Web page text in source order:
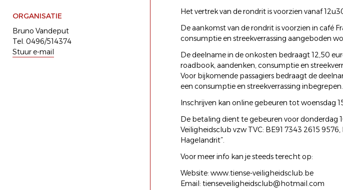
ORGANISATIE
Bruno Vandeput
Tel. 0496/514374
Stuur e-mail
Het vertrek van de rondrit is voorzien vanaf
De aankomst van de rondrit is voorzien in café
consumptie en streekverrassing aangeboden
De deelname in de onkosten bedraagt 12,50
roadbook, aandenken, consumptie en
Voor bijkomende passagiers bedraagt de
een consumptie en streekverrassing inbegrepen.
Inschrijven kan online gebeuren tot woensdag
De betaling dient te gebeuren voor donderdag
Veiligheidsclub vzw TVC: BE91 7343 2615
Hagelandrit”.
Voor meer info kan je steeds terecht op:
Website: www.tiense-veiligheidsclub.be
Email: tienseveiligheidsclub@hotmail.com